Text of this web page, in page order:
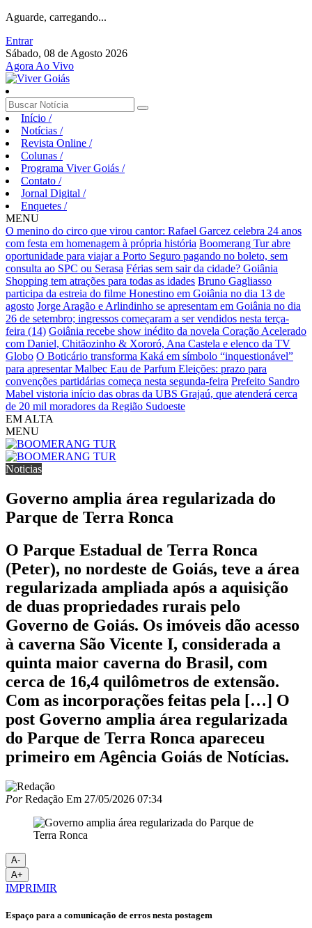
Aguarde, carregando...
Entrar
Sábado, 08 de Agosto 2026
Agora Ao Vivo
Início /
Notícias /
Revista Online /
Colunas /
Programa Viver Goiás /
Contato /
Jornal Digital /
Enquetes /
MENU
O menino do circo que virou cantor: Rafael Garcez celebra 24 anos
com festa em homenagem à própria história Boomerang Tur abre
oportunidade para viajar a Porto Seguro pagando no boleto, sem
consulta ao SPC ou Serasa Férias sem sair da cidade? Goiânia
Shopping tem atrações para todas as idades Bruno Gagliasso
participa da estreia do filme Honestino em Goiânia no dia 13 de
agosto Jorge Aragão e Arlindinho se apresentam em Goiânia no dia
26 de setembro; ingressos começaram a ser vendidos nesta terça-
feira (14) Goiânia recebe show inédito da novela Coração Acelerado
com Daniel, Chitãozinho & Xororó, Ana Castela e elenco da TV
Globo O Boticário transforma Kaká em símbolo “inquestionável”
para apresentar Malbec Eau de Parfum Eleições: prazo para
convenções partidárias começa nesta segunda-feira Prefeito Sandro
Mabel vistoria início das obras da UBS Grajaú, que atenderá cerca
de 20 mil moradores da Região Sudoeste
EM ALTA
MENU
Noticias
Governo amplia área regularizada do
Parque de Terra Ronca
O Parque Estadual de Terra Ronca
(Peter), no nordeste de Goiás, teve a área
regularizada ampliada após a aquisição
de duas propriedades rurais pelo
Governo de Goiás. Os imóveis dão acesso
à caverna São Vicente I, considerada a
quinta maior caverna do Brasil, com
cerca de 16,4 quilômetros de extensão.
Com as incorporações feitas pela […] O
post Governo amplia área regularizada
do Parque de Terra Ronca apareceu
primeiro em Agência Goiás de Notícias.
PorRedação Em 27/05/2026 07:34
A-
A+
IMPRIMIR
Espaço para a comunicação de erros nesta postagem